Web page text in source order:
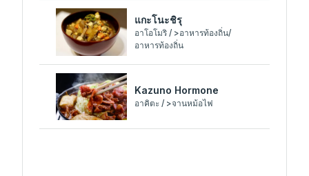
แกะโนะชิรุ
อาโอโมริ / >อาหารท้องถิ่น/
อาหารท้องถิ่น
Kazuno Hormone
อาคิตะ / >จานหม้อไฟ